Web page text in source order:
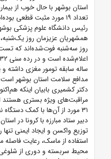
استان بوشهر با حال خوب از
تعداد ۱۹ مورد مثبت قطعی بوده‌اند.
رئیس دانشگاه علوم پزشکی
همشهریان عزیزمان روز
روز سه‌شنبه فوت‌شده‌اند که
ساله سابقه تومور مغزی داشته و
مدافع سلامت استان بوشهر
مراقبت‌های ویژه بستری هستند
۳۱ مورد از آن‌ها با کمک دستگاه نفس می‌کشند.
دبیر ستاد مبارزه با کرونا در
توزیع واکسن و ایجاد ایمنی تنها
استفاده از ماسک، رعایت
محیط سربسته و دوری از